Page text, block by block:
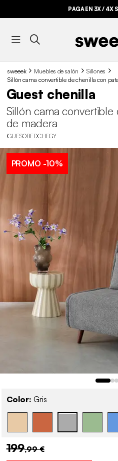
PAGA EN 3X / 4X
sweeek Muebles de salón
Sillones
Sillón cama convertible de chenilla con
Guest chenilla
Sillón cama
de madera
IGUESOBEDCHEGY
PROMO -10%
Color: Gris
199,99 €